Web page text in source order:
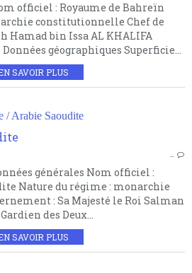
officiel : Royaume de Bahreïn
constitutionnelle Chef de
Hamad bin Issa AL KHALIFA
géographiques Superficie...
SAVOIR PLUS
/ Arabie Saoudite
…
générales Nom officiel :
Nature du régime : monarchie
: Sa Majesté le Roi Salman
des Deux...
SAVOIR PLUS